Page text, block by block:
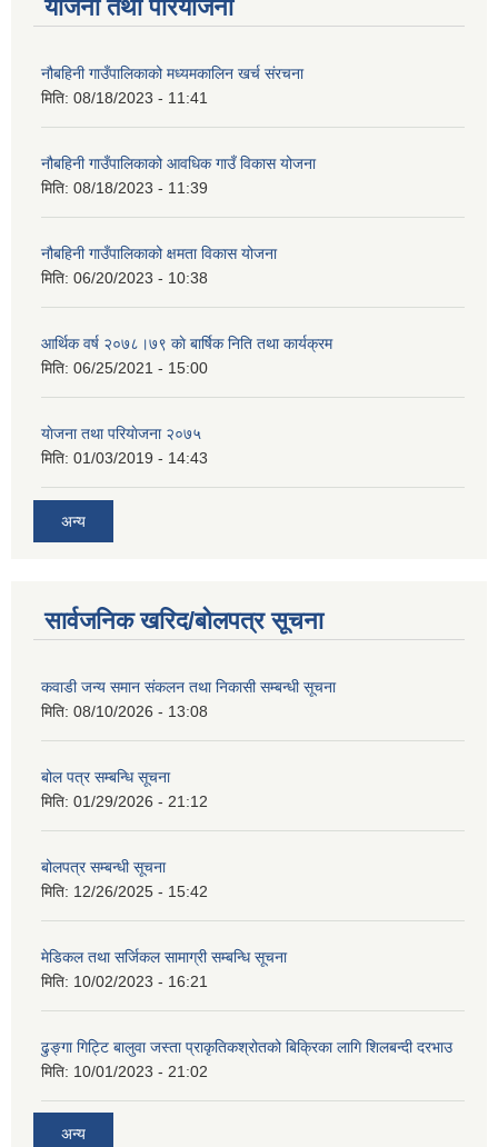
योजना तथा परियोजना
नौबहिनी गाउँपालिकाको मध्यमकालिन खर्च संरचना
मिति: 08/18/2023 - 11:41
नौबहिनी गाउँपालिकाको आवधिक गाउँ विकास योजना
मिति: 08/18/2023 - 11:39
नौबहिनी गाउँपालिकाको क्षमता विकास योजना
मिति: 06/20/2023 - 10:38
आर्थिक वर्ष २०७८।७९ काे बार्षिक निति तथा कार्यक्रम
मिति: 06/25/2021 - 15:00
याेजना तथा परियाेजना २०७५
मिति: 01/03/2019 - 14:43
अन्य
सार्वजनिक खरिद/बोलपत्र सूचना
कवाडी जन्य समान संकलन तथा निकासी सम्बन्धी सूचना
मिति: 08/10/2026 - 13:08
बोल पत्र सम्बन्धि सूचना
मिति: 01/29/2026 - 21:12
बोलपत्र सम्बन्धी सूचना
मिति: 12/26/2025 - 15:42
मेडिकल तथा सर्जिकल सामाग्री सम्बन्धि सूचना
मिति: 10/02/2023 - 16:21
ढुङ्गा गिट्टि बालुवा जस्ता प्राकृतिकश्रोतको बिक्रिका लागि शिलबन्दी दरभाउ
मिति: 10/01/2023 - 21:02
अन्य